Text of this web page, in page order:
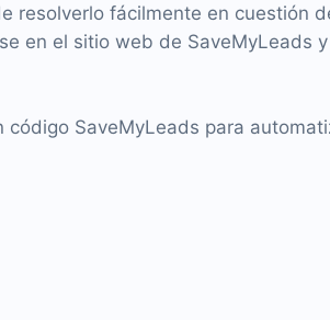
resolverlo fácilmente en cuestión
en el sitio web de SaveMyLeads
código SaveMyLeads para